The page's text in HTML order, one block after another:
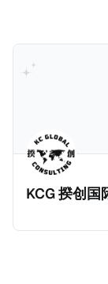
吸引力吗？我
的财务能力和专业知识； * 申请
册公司，并提
并提供有关投
申请。申请人
身份，包括在
外。由于印度
增加300美元（折合
包括：申请表
危地马拉的证
在危地马拉居
历史文化有认
么，危地马拉
KCG 揆创国